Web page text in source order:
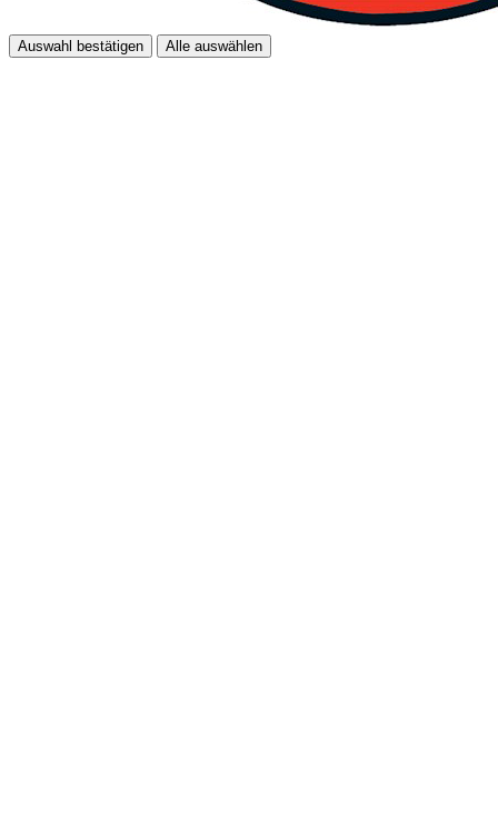
Auswahl bestätigen Alle auswählen